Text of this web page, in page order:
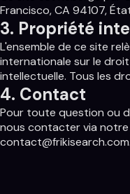
Francisco, CA 94107,
3. Propriété
L'ensemble de ce site
internationale sur le
intellectuelle. Tous les
4. Contact
Pour toute question ou
nous contacter via notre
contact@frikisearch.com.